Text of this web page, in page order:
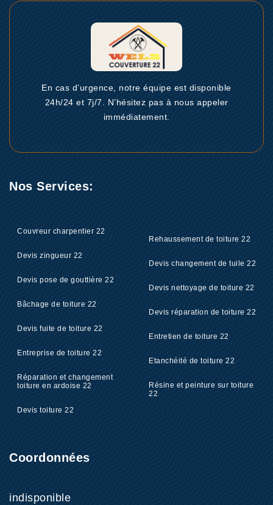
En cas d’urgence, notre équipe est disponible
24h/24 et 7j/7. N’hésitez pas à nous appeler
immédiatement.
Nos Services:
Couvreur charpentier 22
Devis zingueur 22
Devis pose de gouttière 22
Bâchage de toiture 22
Devis fuite de toiture 22
Entreprise de toiture 22
Réparation et changement
toiture en ardoise 22
Devis toiture 22
Rehaussement de toiture 22
Devis changement de tuile 22
Devis nettoyage de toiture 22
Devis réparation de toiture 22
Entretien de toiture 22
Etanchéité de toiture 22
Résine et peinture sur toiture
22
Coordonnées
indisponible